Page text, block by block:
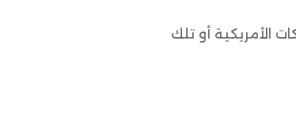
الأمريكية أو تلك